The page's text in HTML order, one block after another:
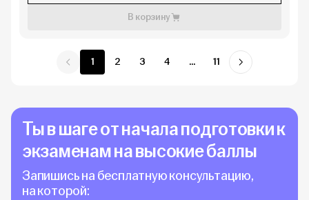
В корзину
1 2 3 4 ... 11
Ты в шаге от начала подготовки к
экзаменам на высокие баллы
Запишись на бесплатную консультацию,
на которой: